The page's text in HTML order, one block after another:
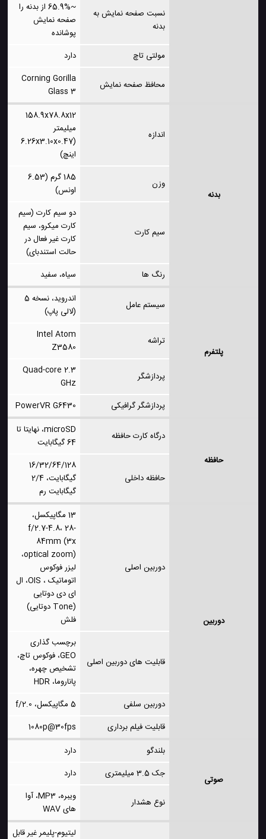
نسبت صفحه نمایش به
بدنه
~65.9% از بدنه را
صفحه نمایش
پوشانده
مولتی تاچ
دارد
محافظ صفحه نمایش
Corning Gorilla
Glass 3
بدنه
اندازه
158.9x78.8x12
میلیمتر
(6.26x3.10x0.47
اینچ)
وزن
185 گرم (6.53
اونس)
سیم کارت
دو سیم کارت (سیم
کارت میکرو، سیم
کارت غیر فعال در
حالت استندبای)
رنگ ها
سیاه، سفید
پلتفرم
سیستم عامل
اندروید، نسخه 5
(لالی پاپ)
تراشه
Intel Atom
Z3580
پردازشگر
Quad-core 2.3
GHz
پردازشگر گرافیکی
PowerVR G6430
حافظه
درگاه کارت حافظه
microSD، نهایتا تا
64 گیگابایت
حافظه داخلی
16/32/64/128
گیگابایت، 2/4
گیگابایت رم
دوربین
دوربین اصلی
13 مگاپیکسل،
f/2.7-4.8، 28-
84mm (3x
optical zoom)،
لیزر فوکوس
اتوماتیک ، OIS، ال
ای دی دوتایی
(Tone دوتایی)
فلش
قابلیت های دوربین اصلی
برچسب گذاری
GEO، فوکوس تاچ،
تشخیص چهره،
پاناروما، HDR
دوربین سلفی
5 مگاپیکسل، f/2.0
قابلیت فیلم برداری
1080p@30fps
صوتی
بلندگو
دارد
جک 3.5 میلیمتری
دارد
نوع هشدار
ویبره، MP3، آوا
های WAV
لیتیوم-پلیمر غیر قابل